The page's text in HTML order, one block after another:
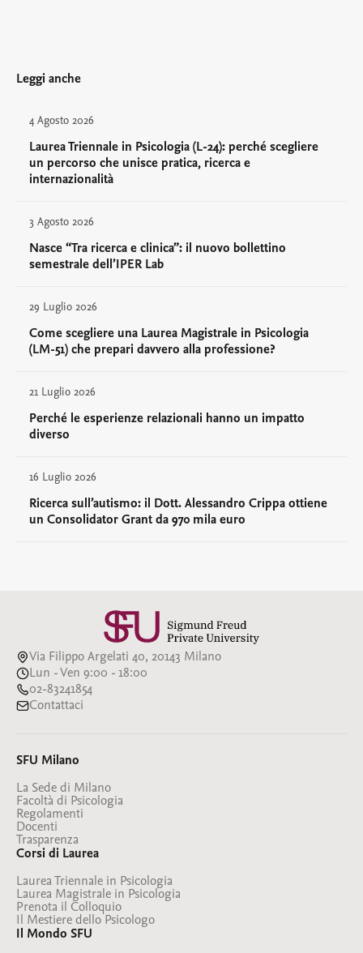
Leggi anche
4 Agosto 2026
Laurea Triennale in Psicologia (L-24): perché scegliere
un percorso che unisce pratica, ricerca e
internazionalità
3 Agosto 2026
Nasce “Tra ricerca e clinica”: il nuovo bollettino
semestrale dell’IPER Lab
29 Luglio 2026
Come scegliere una Laurea Magistrale in Psicologia
(LM-51) che prepari davvero alla professione?
21 Luglio 2026
Perché le esperienze relazionali hanno un impatto
diverso
16 Luglio 2026
Ricerca sull’autismo: il Dott. Alessandro Crippa ottiene
un Consolidator Grant da 970 mila euro
Via Filippo Argelati 40, 20143 Milano
Lun - Ven 9:00 - 18:00
02-83241854
Contattaci
SFU Milano
La Sede di Milano
Facoltà di Psicologia
Regolamenti
Docenti
Trasparenza
Corsi di Laurea
Laurea Triennale in Psicologia
Laurea Magistrale in Psicologia
Prenota il Colloquio
Il Mestiere dello Psicologo
Il Mondo SFU